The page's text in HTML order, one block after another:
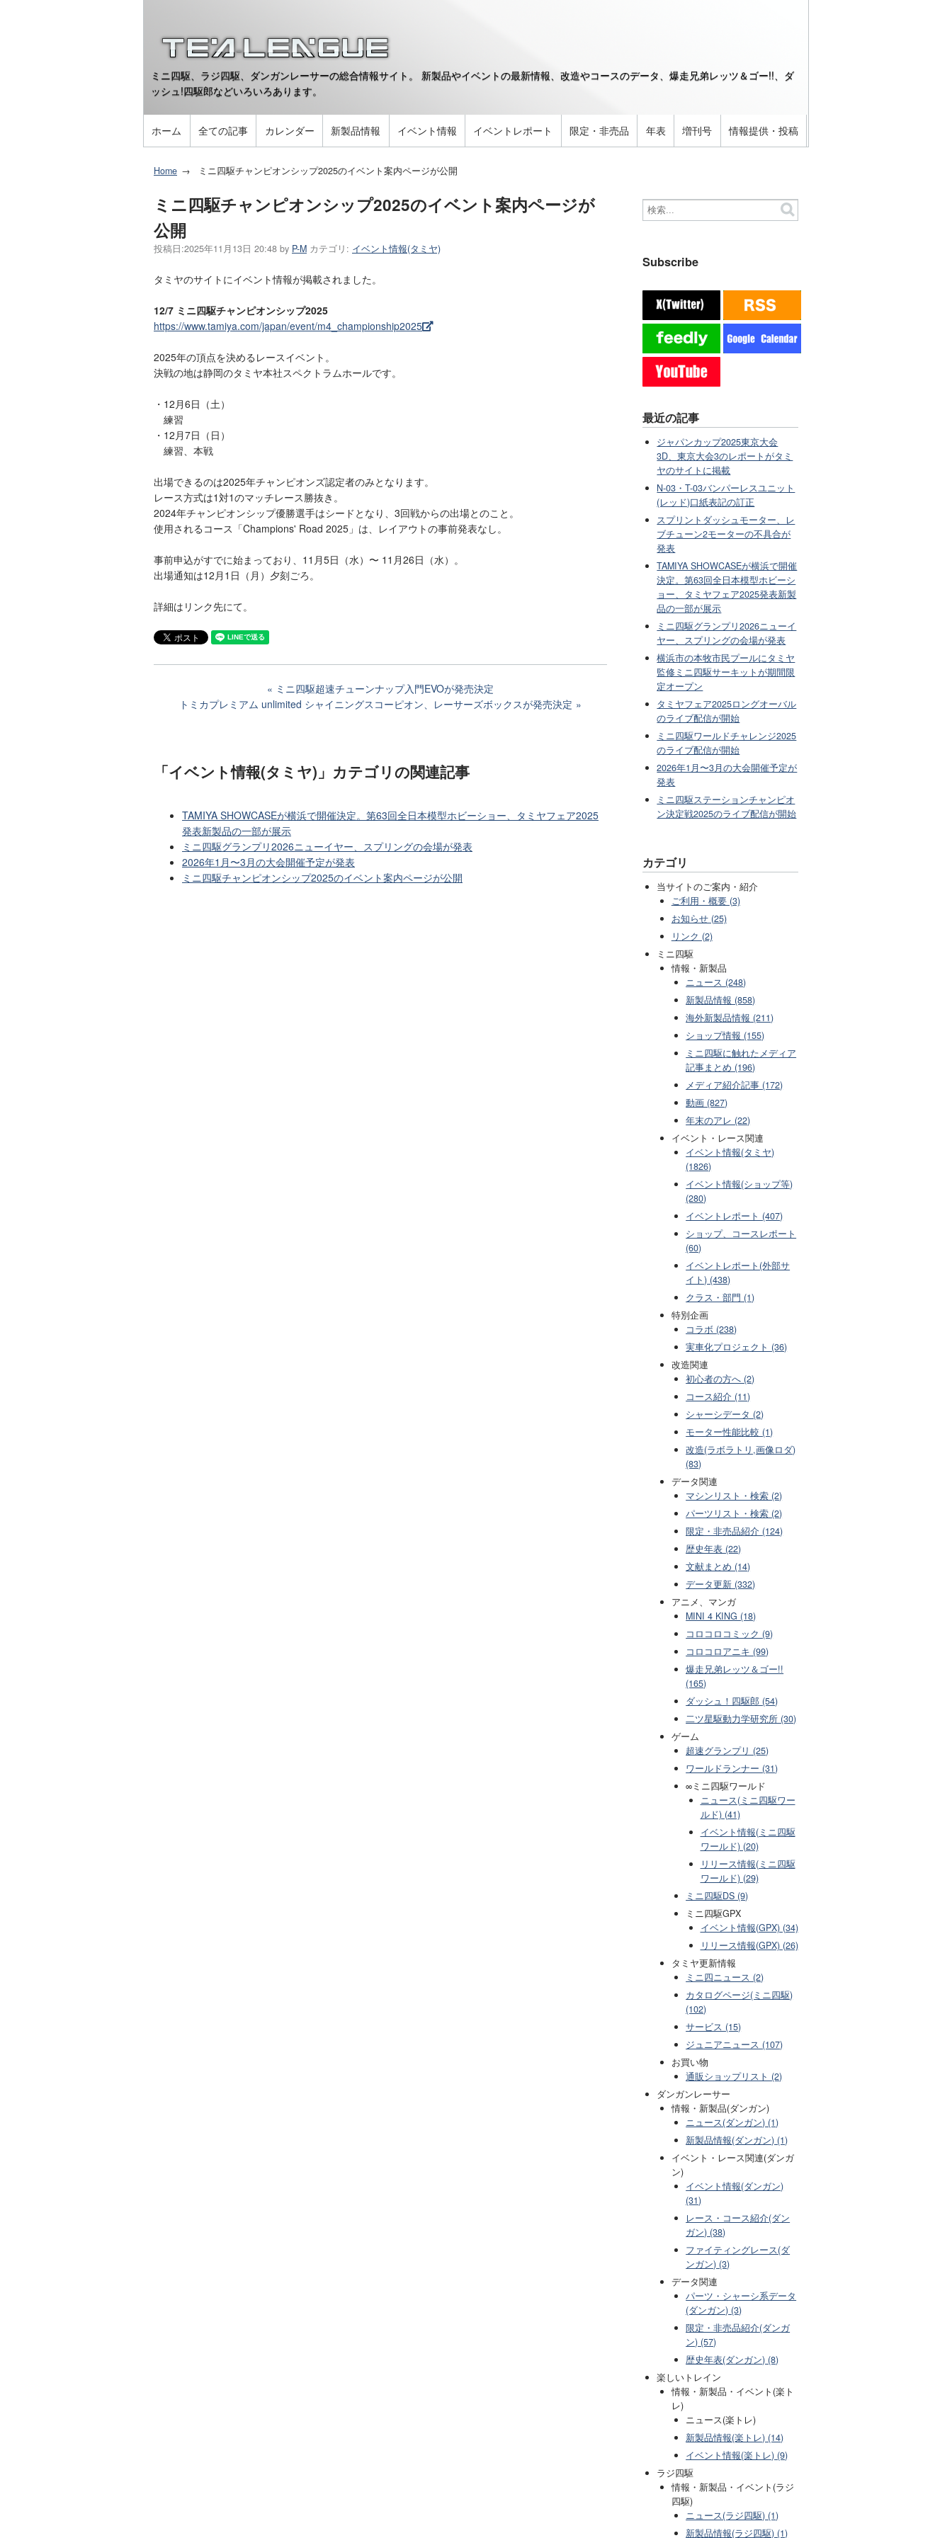
ミニ四駆、ラジ四駆、ダンガンレーサーの総合情報サイト。 新製品やイベントの最新情報、改造やコースのデータ、爆走兄弟レッツ＆ゴー!!、ダ
ッシュ!四駆郎などいろいろあります。
ホーム 全ての記事 カレンダー 新製品情報 イベント情報 イベントレポート 限定・非売品 年表 増刊号 情報提供・投稿
Home ミニ四駆チャンピオンシップ2025のイベント案内ページが公開
ミニ四駆チャンピオンシップ2025のイベント案内ページが
公開
投稿日:2025年11月13日 20:48 by P-M カテゴリ: イベント情報(タミヤ)
タミヤのサイトにイベント情報が掲載されました。
12/7 ミニ四駆チャンピオンシップ2025
https://www.tamiya.com/japan/event/m4_championship2025
2025年の頂点を決めるレースイベント。
決戦の地は静岡のタミヤ本社スペクトラムホールです。
・12月6日（土）
練習
・12月7日（日）
練習、本戦
出場できるのは2025年チャンピオンズ認定者のみとなります。
レース方式は1対1のマッチレース勝抜き。
2024年チャンピオンシップ優勝選手はシードとなり、3回戦からの出場とのこと。
使用されるコース「Champions' Road 2025」は、レイアウトの事前発表なし。
事前申込がすでに始まっており、11月5日（水）〜 11月26日（水）。
出場通知は12月1日（月）夕刻ごろ。
詳細はリンク先にて。
ミニ四駆超速チューンナップ入門EVOが発売決定
トミカプレミアム unlimited シャイニングスコーピオン、レーサーズボックスが発売決定
「イベント情報(タミヤ)」カテゴリの関連記事
TAMIYA SHOWCASEが横浜で開催決定。第63回全日本模型ホビーショー、タミヤフェア2025
発表新製品の一部が展示
ミニ四駆グランプリ2026ニューイヤー、スプリングの会場が発表
2026年1月〜3月の大会開催予定が発表
ミニ四駆チャンピオンシップ2025のイベント案内ページが公開
Subscribe
最近の記事
ジャパンカップ2025東京大会
3D、東京大会3のレポートがタミ
ヤのサイトに掲載
N-03・T-03バンパーレスユニット
(レッド)口紙表記の訂正
スプリントダッシュモーター、レ
ブチューン2モーターの不具合が
発表
TAMIYA SHOWCASEが横浜で開催
決定。第63回全日本模型ホビーシ
ョー、タミヤフェア2025発表新製
品の一部が展示
ミニ四駆グランプリ2026ニューイ
ヤー、スプリングの会場が発表
横浜市の本牧市民プールにタミヤ
監修ミニ四駆サーキットが期間限
定オープン
タミヤフェア2025ロングオーバル
のライブ配信が開始
ミニ四駆ワールドチャレンジ2025
のライブ配信が開始
2026年1月〜3月の大会開催予定が
発表
ミニ四駆ステーションチャンピオ
ン決定戦2025のライブ配信が開始
カテゴリ
当サイトのご案内・紹介
ご利用・概要 (3)
お知らせ (25)
リンク (2)
ミニ四駆
情報・新製品
ニュース (248)
新製品情報 (858)
海外新製品情報 (211)
ショップ情報 (155)
ミニ四駆に触れたメディア
記事まとめ (196)
メディア紹介記事 (172)
動画 (827)
年末のアレ (22)
イベント・レース関連
イベント情報(タミヤ)
(1826)
イベント情報(ショップ等)
(280)
イベントレポート (407)
ショップ、コースレポート
(60)
イベントレポート(外部サ
イト) (438)
クラス・部門 (1)
特別企画
コラボ (238)
実車化プロジェクト (36)
改造関連
初心者の方へ (2)
コース紹介 (11)
シャーシデータ (2)
モーター性能比較 (1)
改造(ラボラトリ,画像ロダ)
(83)
データ関連
マシンリスト・検索 (2)
パーツリスト・検索 (2)
限定・非売品紹介 (124)
歴史年表 (22)
文献まとめ (14)
データ更新 (332)
アニメ、マンガ
MINI 4 KING (18)
コロコロコミック (9)
コロコロアニキ (99)
爆走兄弟レッツ＆ゴー!!
(165)
ダッシュ！四駆郎 (54)
二ツ星駆動力学研究所 (30)
ゲーム
超速グランプリ (25)
ワールドランナー (31)
∞ミニ四駆ワールド
ニュース(ミニ四駆ワー
ルド) (41)
イベント情報(ミニ四駆
ワールド) (20)
リリース情報(ミニ四駆
ワールド) (29)
ミニ四駆DS (9)
ミニ四駆GPX
イベント情報(GPX) (34)
リリース情報(GPX) (26)
タミヤ更新情報
ミニ四ニュース (2)
カタログページ(ミニ四駆)
(102)
サービス (15)
ジュニアニュース (107)
お買い物
通販ショップリスト (2)
ダンガンレーサー
情報・新製品(ダンガン)
ニュース(ダンガン) (1)
新製品情報(ダンガン) (1)
イベント・レース関連(ダンガ
ン)
イベント情報(ダンガン)
(31)
レース・コース紹介(ダン
ガン) (38)
ファイティングレース(ダ
ンガン) (3)
データ関連
パーツ・シャーシ系データ
(ダンガン) (3)
限定・非売品紹介(ダンガ
ン) (57)
歴史年表(ダンガン) (8)
楽しいトレイン
情報・新製品・イベント(楽ト
レ)
ニュース(楽トレ)
新製品情報(楽トレ) (14)
イベント情報(楽トレ) (9)
ラジ四駆
情報・新製品・イベント(ラジ
四駆)
ニュース(ラジ四駆) (1)
新製品情報(ラジ四駆) (1)